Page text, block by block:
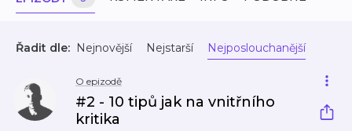
Řadit dle: Nejnovější Nejstarší Nejposlouchanější
O epizodě
#2 - 10 tipů jak na vnitřního
kritika